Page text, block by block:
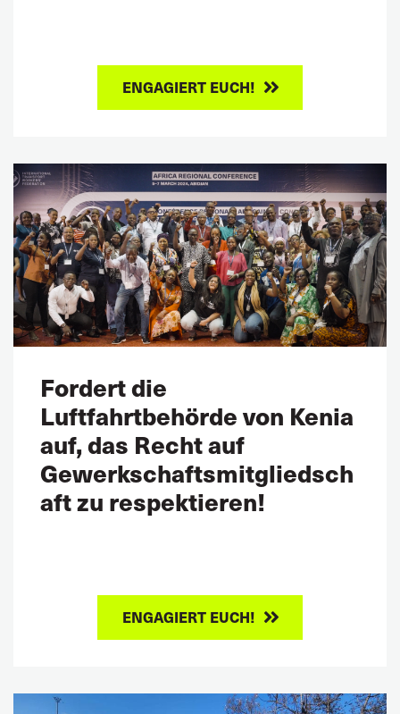
ENGAGIERT EUCH!
Fordert die
Luftfahrtbehörde von Kenia
auf, das Recht auf
Gewerkschaftsmitgliedsch
aft zu respektieren!
ENGAGIERT EUCH!